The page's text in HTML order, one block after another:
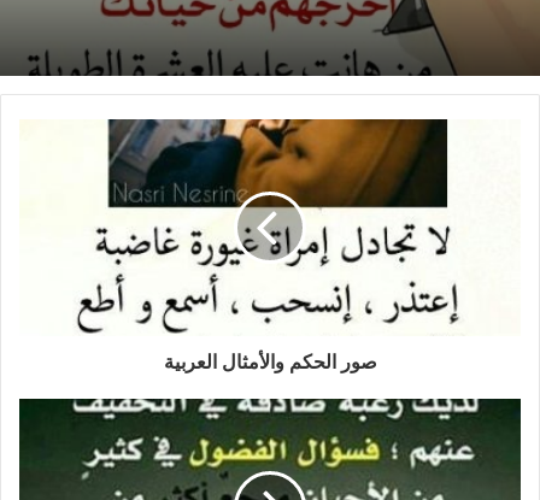
صور الحكم والأمثال العربية